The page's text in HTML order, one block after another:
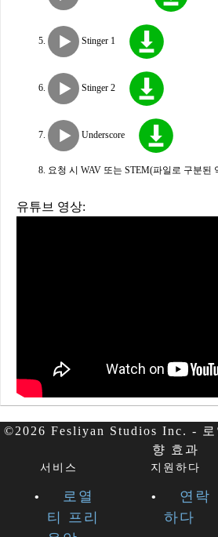
Stinger 1
Stinger 2
Underscore
요청 시 WAV 또는 STEM(파일로 구분된
유튜브 영상:
©2026 Fesliyan Studios Inc. - 로
향 효과
서비스
로열
티 프리
지원하다
연락
하다